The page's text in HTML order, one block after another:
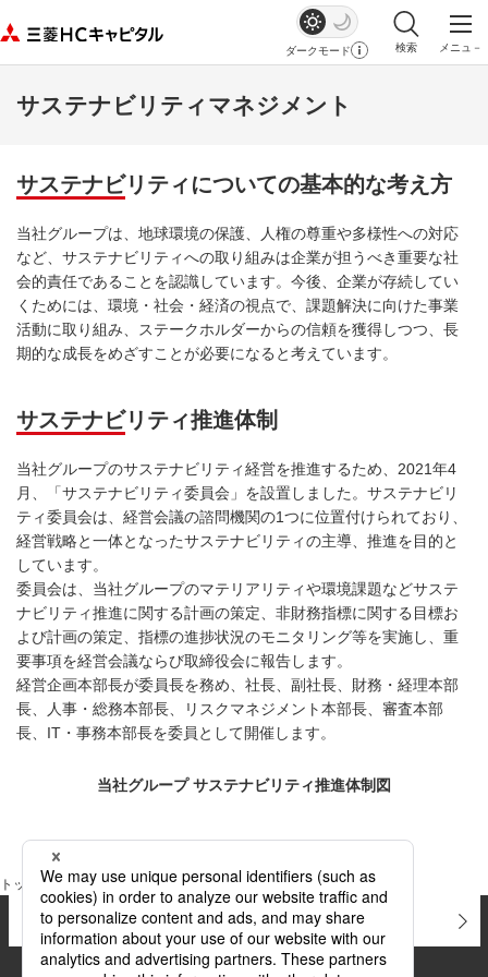
ダークモード
検索
メニュ－
サステナビリティマネジメント
サステナビリティについての基本的な考え方
当社グループは、地球環境の保護、人権の尊重や多様性への対応
など、サステナビリティへの取り組みは企業が担うべき重要な社
会的責任であることを認識しています。今後、企業が存続してい
くためには、環境・社会・経済の視点で、課題解決に向けた事業
活動に取り組み、ステークホルダーからの信頼を獲得しつつ、長
期的な成長をめざすことが必要になると考えています。
サステナビリティ推進体制
当社グループのサステナビリティ経営を推進するため、2021年4
月、「サステナビリティ委員会」を設置しました。サステナビリ
ティ委員会は、経営会議の諮問機関の1つに位置付けられており、
経営戦略と一体となったサステナビリティの主導、推進を目的と
しています。
委員会は、当社グループのマテリアリティや環境課題などサステ
ナビリティ推進に関する計画の策定、非財務指標に関する目標お
よび計画の策定、指標の進捗状況のモニタリング等を実施し、重
要事項を経営会議ならび取締役会に報告します。
経営企画本部長が委員長を務め、社長、副社長、財務・経理本部
長、人事・総務本部長、リスクマネジメント本部長、審査本部
長、IT・事務本部長を委員として開催します。
当社グループ サステナビリティ推進体制図
トップページ サステナビリティ サステナビリティマネジメント
お問い合わせ よくあるご質問